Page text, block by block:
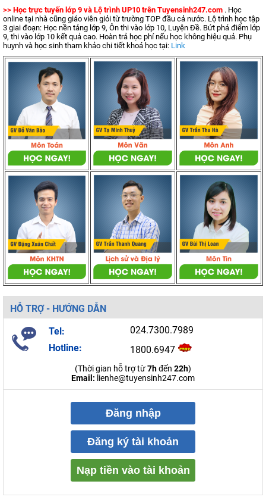
>> Học trực tuyến lớp 9 và Lộ trình UP10 trên Tuyensinh247.com . Học
online tại nhà cũng giáo viên giỏi từ trường TOP đầu cả nước. Lộ trình học tập
3 giai đoạn: Học nền tảng lớp 9, Ôn thi vào lớp 10, Luyện Đề. Bứt phá điểm lớp
9, thi vào lớp 10 kết quả cao. Hoàn trả học phí nếu học không hiệu quả. Phụ
huynh và học sinh tham khảo chi tiết khoá học tại: Link
HỖ TRỢ - HƯỚNG DẪN
Tel:
024.7300.7989
Hotline:
1800.6947
(Thời gian hỗ trợ từ7hđến 22h)
Email: lienhe@tuyensinh247.com
Đăng nhập
Đăng ký tài khoản
Nạp tiền vào tài khoản